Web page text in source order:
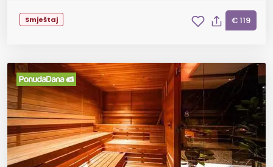
Smještaj € 119